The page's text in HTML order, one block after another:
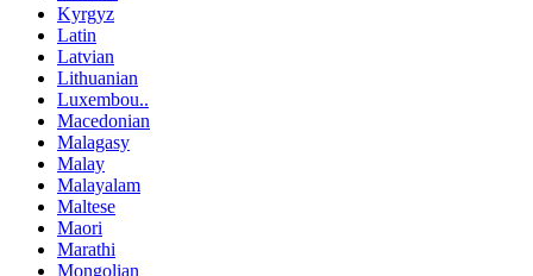
Kyrgyz
Latin
Latvian
Lithuanian
Luxembou..
Macedonian
Malagasy
Malay
Malayalam
Maltese
Maori
Marathi
Mongolian